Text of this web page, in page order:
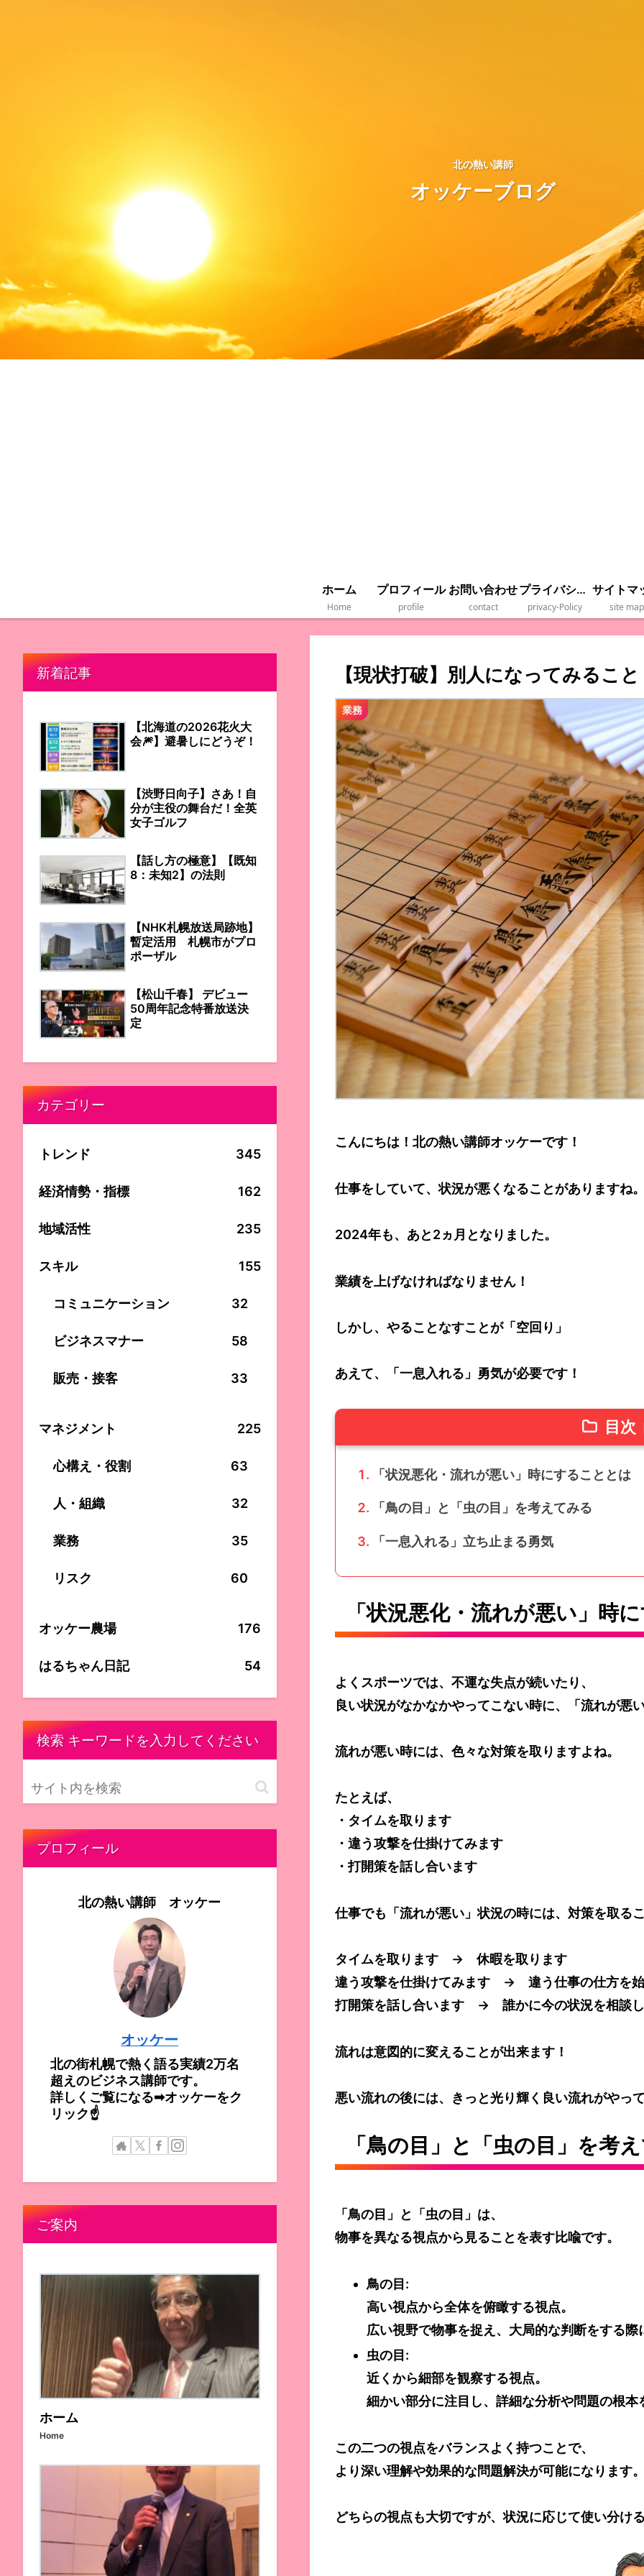
北の熱い講師
オッケーブログ
ホーム
Home
プロフィール
profile
お問い合わせ
contact
プライバシーポリシー
privacy‐Policy
サイトマ
site map
【現状打破】別人になってみるこ
業務
こんにちは！北の熱い講師オッケーです！
仕事をしていて、状況が悪くなることがありますね
2024年も、あと2ヵ月となりました。
業績を上げなければなりません！
しかし、やることなすことが「空回り」
あえて、「一息入れる」勇気が必要です！
目次
「状況悪化・流れが悪い」時にすることとは
「鳥の目」と「虫の目」を考えてみる
「一息入れる」立ち止まる勇気
「状況悪化・流れが悪い」時
よくスポーツでは、不運な失点が続いたり、
良い状況がなかなかやってこない時に、「流れが悪
流れが悪い時には、色々な対策を取りますよね。
たとえば、
・タイムを取ります
・違う攻撃を仕掛けてみます
・打開策を話し合います
仕事でも「流れが悪い」状況の時には、対策を取る
タイムを取ります → 休暇を取ります
違う攻撃を仕掛けてみます → 違う仕事の仕方を
打開策を話し合います → 誰かに今の状況を相談
流れは意図的に変えることが出来ます！
悪い流れの後には、きっと光り輝く良い流れがやっ
「鳥の目」と「虫の目」を考
「鳥の目」と「虫の目」は、
物事を異なる視点から見ることを表す比喩です。
鳥の目:
高い視点から全体を俯瞰する視点。
広い視野で物事を捉え、大局的な判断をする際
虫の目 :
近くから細部を観察する視点。
細かい部分に注目し、詳細な分析や問題の根
この二つの視点をバランスよく持つことで、
より深い理解や効果的な問題解決が可能になります
どちらの視点も大切ですが、状況に応じて使い分け
新着記事
【北海道の2026花火大
会🎆】避暑しにどうぞ！
【渋野日向子】さあ！自
分が主役の舞台だ！全英
女子ゴルフ
【話し方の極意】【既知
8：未知2】の法則
【NHK札幌放送局跡地】
暫定活用 札幌市がプロ
ポーザル
【松山千春】 デビュー
50周年記念特番放送決
定
カテゴリー
トレンド 345
経済情勢・指標 162
地域活性 235
スキル 155
コミュニケーション 32
ビジネスマナー 58
販売・接客 33
マネジメント 225
心構え・役割 63
人・組織 32
業務 35
リスク 60
オッケー農場 176
はるちゃん日記 54
検索 キーワードを入力してください
プロフィール
北の熱い講師 オッケー
オッケー
北の街札幌で熱く語る実績2万名
超えのビジネス講師です。
詳しくご覧になる➡オッケーをク
リック☝
ご案内
ホーム
Home